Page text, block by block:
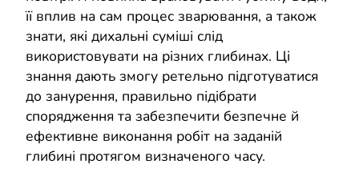
її вплив на сам процес зварювання, а також
знати, які дихальні суміші слід
використовувати на різних глибинах. Ці
знання дають змогу ретельно підготуватися
до занурення, правильно підібрати
спорядження та забезпечити безпечне й
ефективне виконання робіт на заданій
глибині протягом визначеного часу.